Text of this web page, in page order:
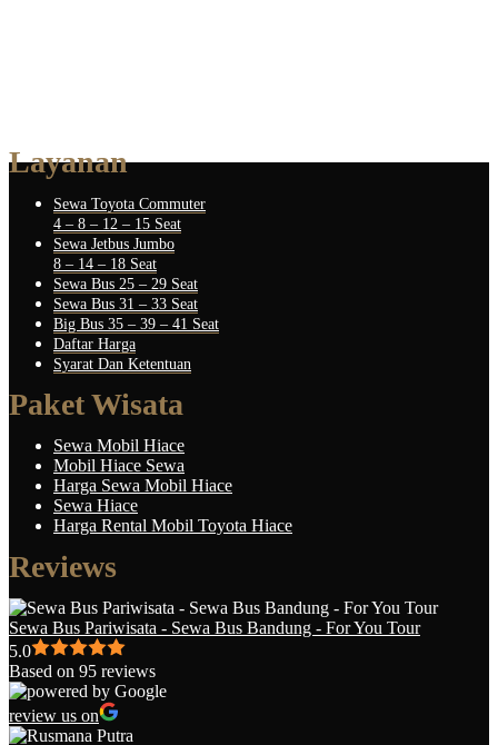
Layanan
Sewa Toyota Commuter
4 – 8 – 12 – 15 Seat
Sewa Jetbus Jumbo
8 – 14 – 18 Seat
Sewa Bus 25 – 29 Seat
Sewa Bus 31 – 33 Seat
Big Bus 35 – 39 – 41 Seat
Daftar Harga
Syarat Dan Ketentuan
Paket Wisata
Sewa Mobil Hiace
Mobil Hiace Sewa
Harga Sewa Mobil Hiace
Sewa Hiace
Harga Rental Mobil Toyota Hiace
Reviews
Sewa Bus Pariwisata - Sewa Bus Bandung - For You Tour
5.0
Based on 95 reviews
review us on